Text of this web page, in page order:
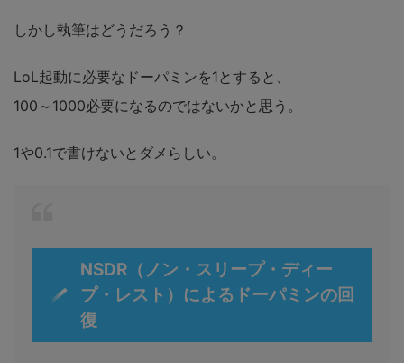
しかし執筆はどうだろう？
LoL起動に必要なドーパミンを1とすると、
100～1000必要になるのではないかと思う。
1や0.1で書けないとダメらしい。
NSDR（ノン・スリープ・ディー
プ・レスト）によるドーパミンの回
復